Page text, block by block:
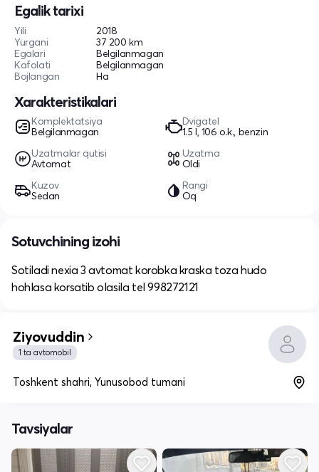
Egalik tarixi
Yili
2018
Yurgani
37 200 km
Egalari
Belgilanmagan
Kafolati
Belgilanmagan
Bojlangan
Ha
Xarakteristikalari
Komplektatsiya
Belgilanmagan
Dvigatel
1.5 l, 106 o.k., benzin
Uzatmalar qutisi
Avtomat
Uzatma
Oldi
Kuzov
Sedan
Rangi
Oq
Sotuvchining izohi
Sotiladi nexia 3 avtomat korobka kraska toza hudo
hohlasa korsatib olasila tel 998272121
Ziyovuddin
1 ta avtomobil
Toshkent shahri, Yunusobod tumani
Tavsiyalar